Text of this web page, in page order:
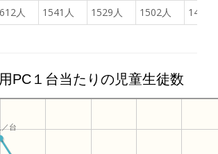
人 1541人 1529人 1502人 1459
PC１台当たりの児童生徒数
台